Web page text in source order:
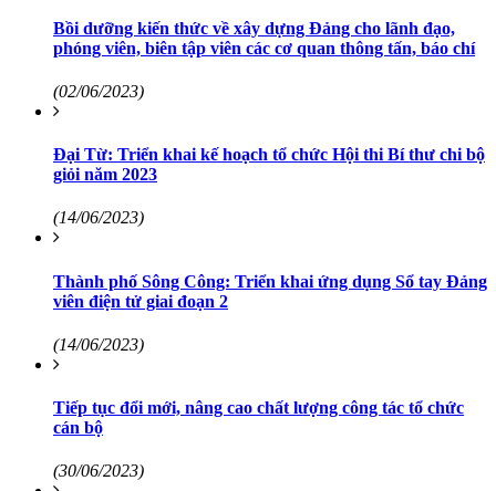
Bồi dưỡng kiến thức về xây dựng Đảng cho lãnh đạo,
phóng viên, biên tập viên các cơ quan thông tấn, báo chí
(02/06/2023)
Đại Từ: Triển khai kế hoạch tổ chức Hội thi Bí thư chi bộ
giỏi năm 2023
(14/06/2023)
Thành phố Sông Công: Triển khai ứng dụng Sổ tay Đảng
viên điện tử giai đoạn 2
(14/06/2023)
Tiếp tục đổi mới, nâng cao chất lượng công tác tổ chức
cán bộ
(30/06/2023)